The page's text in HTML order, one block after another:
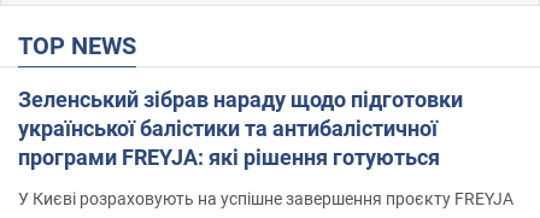
TOP NEWS
Зеленський зібрав нараду щодо підготовки
української балістики та антибалістичної
програми FREYJA: які рішення готуються
У Києві розраховують на успішне завершення проєкту FREYJA